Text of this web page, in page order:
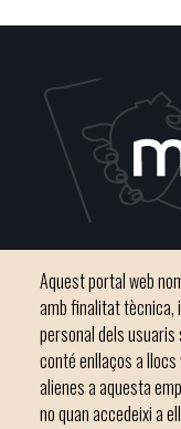
Phone
Aquest portal web
amb finalitat tècnica,
personal dels
conté enllaços a
alienes a aquesta
no quan accedeixi a